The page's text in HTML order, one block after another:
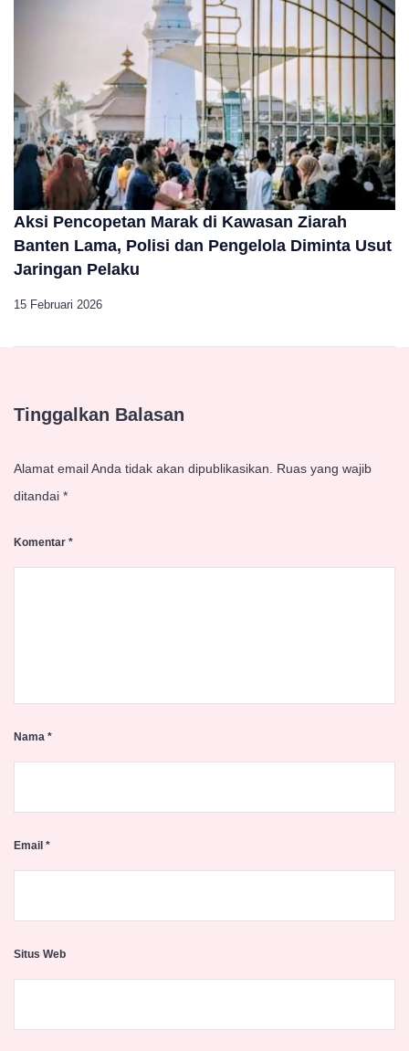
Aksi Pencopetan Marak di Kawasan Ziarah
Banten Lama, Polisi dan Pengelola Diminta Usut
Jaringan Pelaku
15 Februari 2026
Tinggalkan Balasan
Alamat email Anda tidak akan dipublikasikan.
Ruas yang wajib
ditandai *
Komentar *
Nama *
Email *
Situs Web